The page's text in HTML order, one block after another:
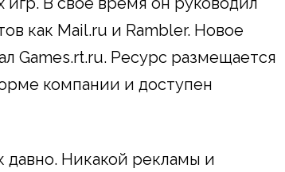
как Mail.ru и Rambler. Новое
Games.rt.ru. Ресурс размещается
компании и доступен
давно. Никакой рекламы и